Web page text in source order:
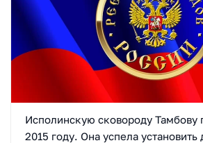
Исполинскую сковороду Тамбову
2015 году. Она успела установить